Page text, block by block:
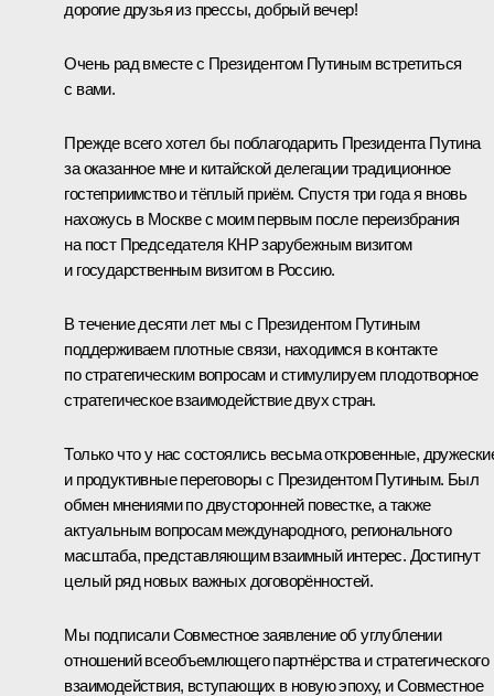
дорогие друзья из прессы, добрый вечер!
Очень рад вместе с Президентом Путиным встретиться
с вами.
Прежде всего хотел бы поблагодарить Президента Путина
за оказанное мне и китайской делегации традиционное
гостеприимство и тёплый приём. Спустя три года я вновь
нахожусь в Москве с моим первым после переизбрания
на пост Председателя КНР зарубежным визитом
и государственным визитом в Россию.
В течение десяти лет мы с Президентом Путиным
поддерживаем плотные связи, находимся в контакте
по стратегическим вопросам и стимулируем плодотворное
стратегическое взаимодействие двух стран.
Только что у нас состоялись весьма откровенные,
и продуктивные переговоры с Президентом Путиным. Был
обмен мнениями по двусторонней повестке, а также
актуальным вопросам международного, регионального
масштаба, представляющим взаимный интерес. Достигнут
целый ряд новых важных договорённостей.
Мы подписали Совместное заявление об углублении
отношений всеобъемлющего партнёрства и стратегического
взаимодействия, вступающих в новую эпоху, и Совместное